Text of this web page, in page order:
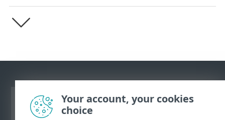
데스크톱 사이트 보기
Your account, your cookies
choice